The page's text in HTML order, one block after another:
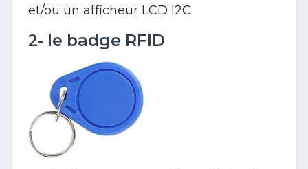
et/ou un afficheur LCD I2C.
2- le badge RFID